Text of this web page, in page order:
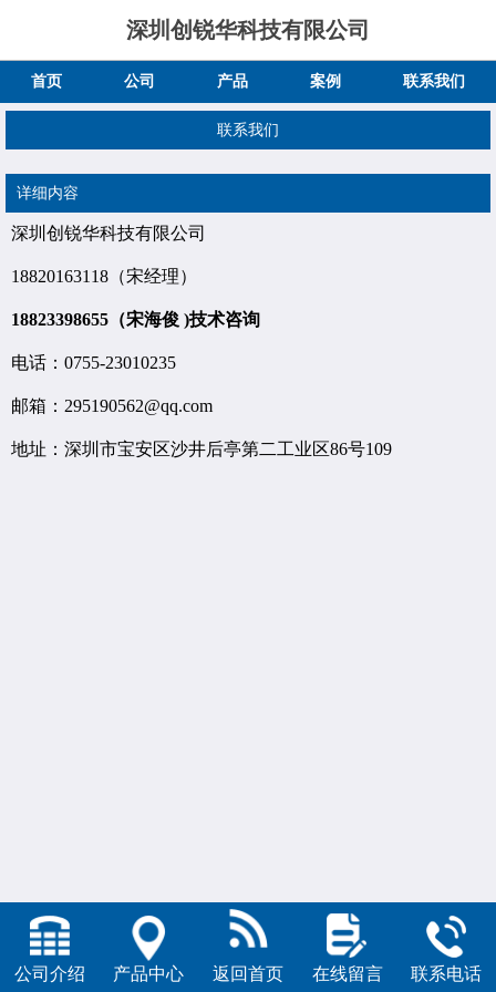
深圳创锐华科技有限公司
首页 公司 产品 案例 联系我们
联系我们
详细内容
深圳创锐华科技有限公司
18820163118（宋经理）
18823398655（宋海俊 )技术咨询
电话：0755-23010235
邮箱：295190562@qq.com
地址：深圳市宝安区沙井后亭第二工业区86号109
公司介绍 产品中心 返回首页 在线留言 联系电话